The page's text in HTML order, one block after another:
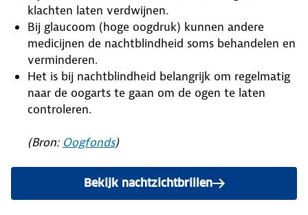
klachten laten verdwijnen.
Bij glaucoom (hoge oogdruk) kunnen andere
medicijnen de nachtblindheid soms behandelen en
verminderen.
Het is bij nachtblindheid belangrijk om regelmatig
naar de oogarts te gaan om de ogen te laten
controleren.
(Bron: Oogfonds)
Bekijk nachtzichtbrillen